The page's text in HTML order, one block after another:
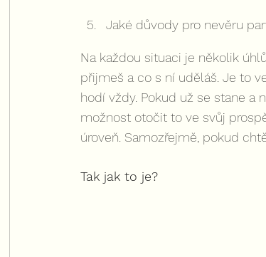
Jaké důvody pro nevěru
Na každou situaci je několik
přijmeš a co s ní uděláš. Je to
hodí vždy. Pokud už se stane a
možnost otočit to ve svůj
úroveň. Samozřejmě, pokud
Tak jak to je?